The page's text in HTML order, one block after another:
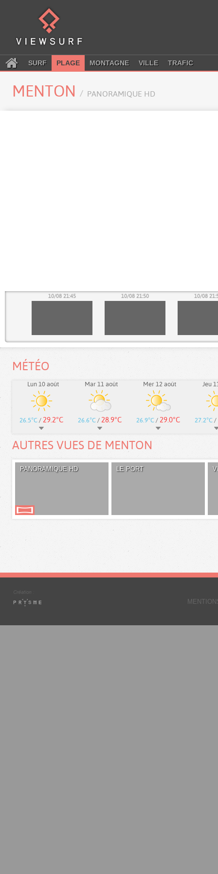
SURF PLAGE MONTAGNE VILLE TRAFIC
MENTON PANORAMIQUE HD
10/08 21:45 10/08 21:50 10/08
MÉTÉO
Lun 10 août
26.5°C / 29.2°C
Mar 11 août
26.6°C / 28.9°C
Mer 12 août
26.9°C / 29.0°C
Jeu
27.2°C /
AUTRES VUES DE MENTON
PANORAMIQUE HD LE PORT